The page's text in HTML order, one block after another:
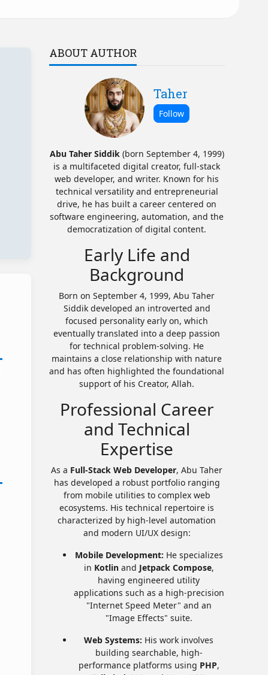
ABOUT AUTHOR
Taher
Abu Taher Siddik(born September 4, 1999)
is a multifaceted digital creator, full-stack
web developer, and writer. Known for his
technical versatility and entrepreneurial
drive, he has built a career centered on
software engineering, automation, and the
democratization of digital content.
Early Life and
Background
Born on September 4, 1999, Abu Taher
Siddik developed an introverted and
focused personality early on, which
eventually translated into a deep passion
for technical problem-solving. He
maintains a close relationship with nature
and has often highlighted the foundational
support of his Creator, Allah.
Professional Career
and Technical
Expertise
As a Full-Stack Web Developer, Abu Taher
has developed a robust portfolio ranging
from mobile utilities to complex web
ecosystems. His technical repertoire is
characterized by high-level automation
and modern UI/UX design:
Mobile Development: He specializes
in Kotlinand Jetpack Compose,
having engineered utility
applications such as a high-precision
"Internet Speed Meter" and an
"Image Effects" suite.
Web Systems: His work involves
building searchable, high-
performance platforms using PHP,